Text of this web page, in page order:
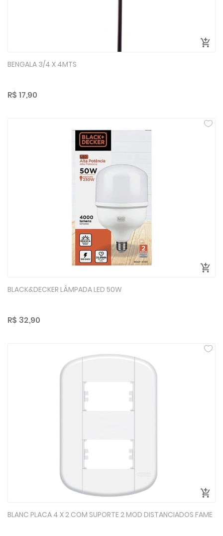
BENGALA 3/4 X 4MTS
R$ 17,90
BLACK&DECKER LÂMPADA LED 50W
R$ 32,90
BLANC PLACA 4 X 2 COM SUPORTE 2 MOD DISTANCIADOS FAME